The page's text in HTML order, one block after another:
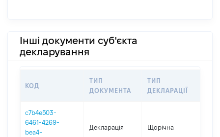
Інші документи суб'єкта
декларування
КОД
ТИП
ДОКУМЕНТА
ТИП
ДЕКЛАРАЦІЇ
c7b4e503-
6461-4269-
bea4-
Декларація Щорічна